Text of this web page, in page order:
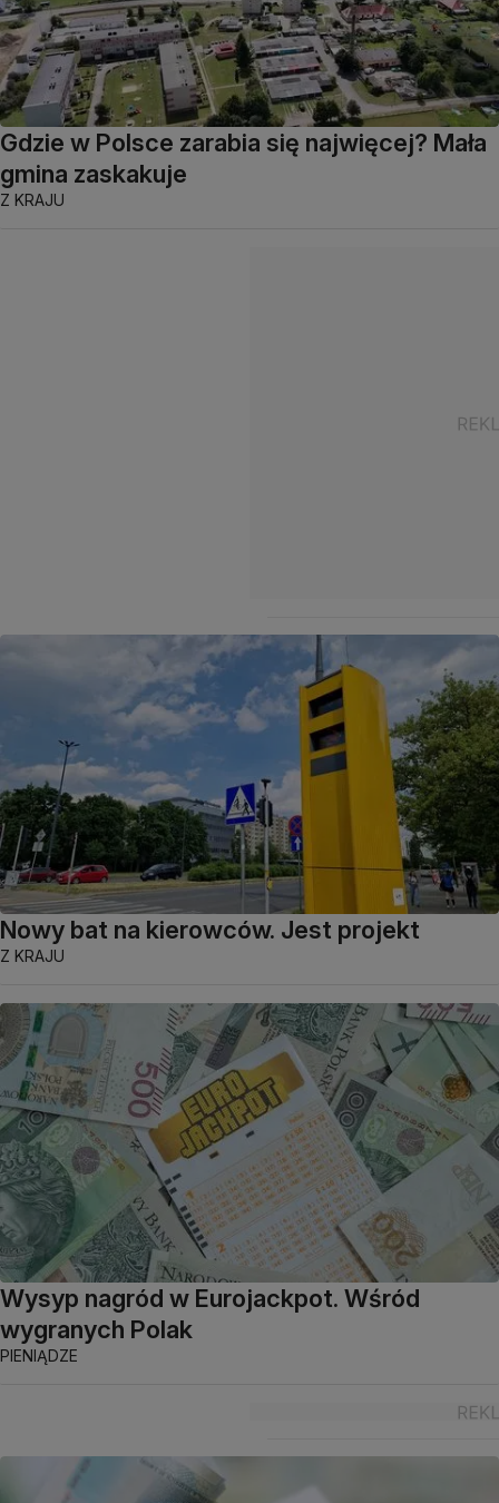
Gdzie w Polsce zarabia się najwięcej? Mała
gmina zaskakuje
Z KRAJU
Nowy bat na kierowców. Jest projekt
Z KRAJU
Wysyp nagród w Eurojackpot. Wśród
wygranych Polak
PIENIĄDZE